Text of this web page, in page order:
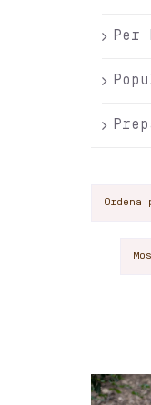
Per
Ordena